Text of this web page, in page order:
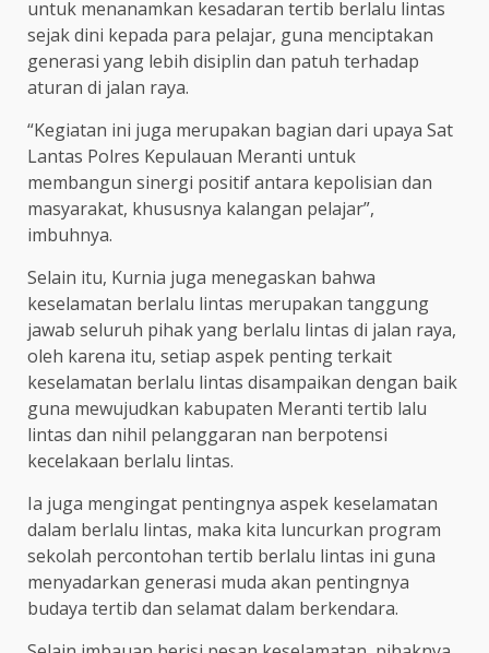
untuk menanamkan kesadaran tertib berlalu lintas
sejak dini kepada para pelajar, guna menciptakan
generasi yang lebih disiplin dan patuh terhadap
aturan di jalan raya.
“Kegiatan ini juga merupakan bagian dari upaya Sat
Lantas Polres Kepulauan Meranti untuk
membangun sinergi positif antara kepolisian dan
masyarakat, khususnya kalangan pelajar”,
imbuhnya.
Selain itu, Kurnia juga menegaskan bahwa
keselamatan berlalu lintas merupakan tanggung
jawab seluruh pihak yang berlalu lintas di jalan raya,
oleh karena itu, setiap aspek penting terkait
keselamatan berlalu lintas disampaikan dengan baik
guna mewujudkan kabupaten Meranti tertib lalu
lintas dan nihil pelanggaran nan berpotensi
kecelakaan berlalu lintas.
Ia juga mengingat pentingnya aspek keselamatan
dalam berlalu lintas, maka kita luncurkan program
sekolah percontohan tertib berlalu lintas ini guna
menyadarkan generasi muda akan pentingnya
budaya tertib dan selamat dalam berkendara.